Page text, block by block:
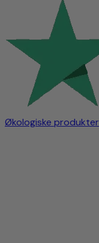
Økologiske produkter